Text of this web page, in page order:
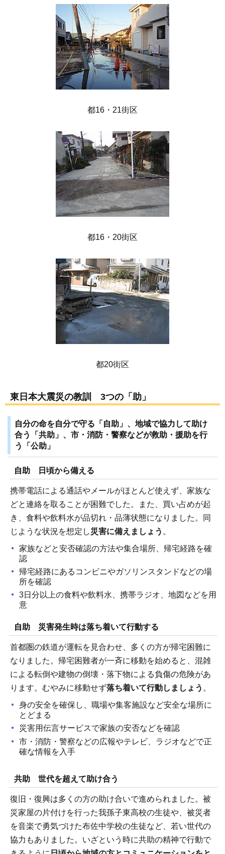
都16・21街区
都16・20街区
都20街区
東日本大震災の教訓 3つの「助」
自分の命を自分で守る「自助」、地域で協力して助け
合う「共助」、市・消防・警察などが救助・援助を行
う「公助」
自助 日頃から備える
携帯電話による通話やメールがほとんど使えず、家族な
どと連絡を取ることが困難でした。また、買い占めが起
き、食料や飲料水が品切れ・品薄状態になりました。同
じような状況を想定し災害に備えましょう 。
家族などと安否確認の方法や集合場所、帰宅経路を確
認
帰宅経路にあるコンビニやガソリンスタンドなどの場
所を確認
3日分以上の食料や飲料水、携帯ラジオ、地図などを用
意
自助 災害発生時は落ち着いて行動する
首都圏の鉄道が運転を見合わせ、多くの方が帰宅困難に
なりました。帰宅困難者が一斉に移動を始めると、混雑
による転倒や建物の倒壊・落下物による負傷の危険があ
ります。むやみに移動せず落ち着いて行動しましょう 。
身の安全を確保し、職場や集客施設など安全な場所に
とどまる
災害用伝言サービスで家族の安否などを確認
市・消防・警察などの広報やテレビ、ラジオなどで正
確な情報を入手
共助 世代を超えて助け合う
復旧・復興は多くの方の助け合いで進められました。被
災家屋の片付けを行った我孫子東高校の生徒や、被災者
を音楽で勇気づけた布佐中学校の生徒など、若い世代の
協力もありました。いざという時に共助の精神で行動で